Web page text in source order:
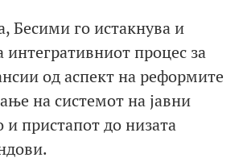
Бесими го истакнува и
интегративниот процес за
од аспект на реформите
на системот на јавни
пристапот до низата